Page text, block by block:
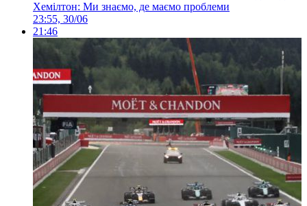
Хемілтон: Ми знаємо, де маємо проблеми
23:55, 30/06
21:46